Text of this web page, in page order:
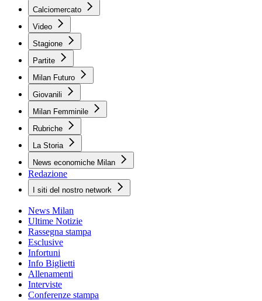
Calciomercato
Video
Stagione
Partite
Milan Futuro
Giovanili
Milan Femminile
Rubriche
La Storia
News economiche Milan
Redazione
I siti del nostro network
News Milan
Ultime Notizie
Rassegna stampa
Esclusive
Infortuni
Info Biglietti
Allenamenti
Interviste
Conferenze stampa